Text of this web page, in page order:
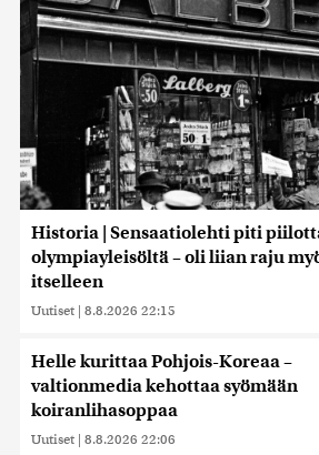
Historia | Sensaatiolehti piti
olympiayleisöltä – oli liian raju
itselleen
Uutiset | 8.8.2026 22:15
Helle kurittaa Pohjois-Koreaa –
valtionmedia kehottaa syömään
koiranlihasoppaa
Uutiset | 8.8.2026 22:06